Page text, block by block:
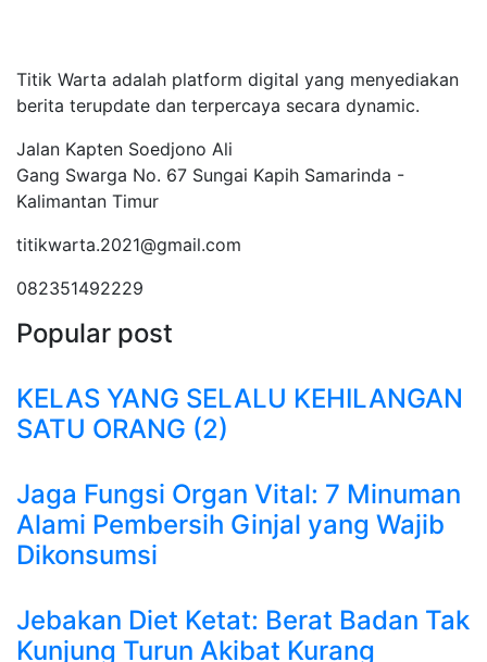
Titik Warta adalah platform digital yang menyediakan
berita terupdate dan terpercaya secara dynamic.
Jalan Kapten Soedjono Ali
Gang Swarga No. 67 Sungai Kapih Samarinda -
Kalimantan Timur
titikwarta.2021@gmail.com
082351492229
Popular post
KELAS YANG SELALU KEHILANGAN
SATU ORANG (2)
Jaga Fungsi Organ Vital: 7 Minuman
Alami Pembersih Ginjal yang Wajib
Dikonsumsi
Jebakan Diet Ketat: Berat Badan Tak
Kunjung Turun Akibat Kurang